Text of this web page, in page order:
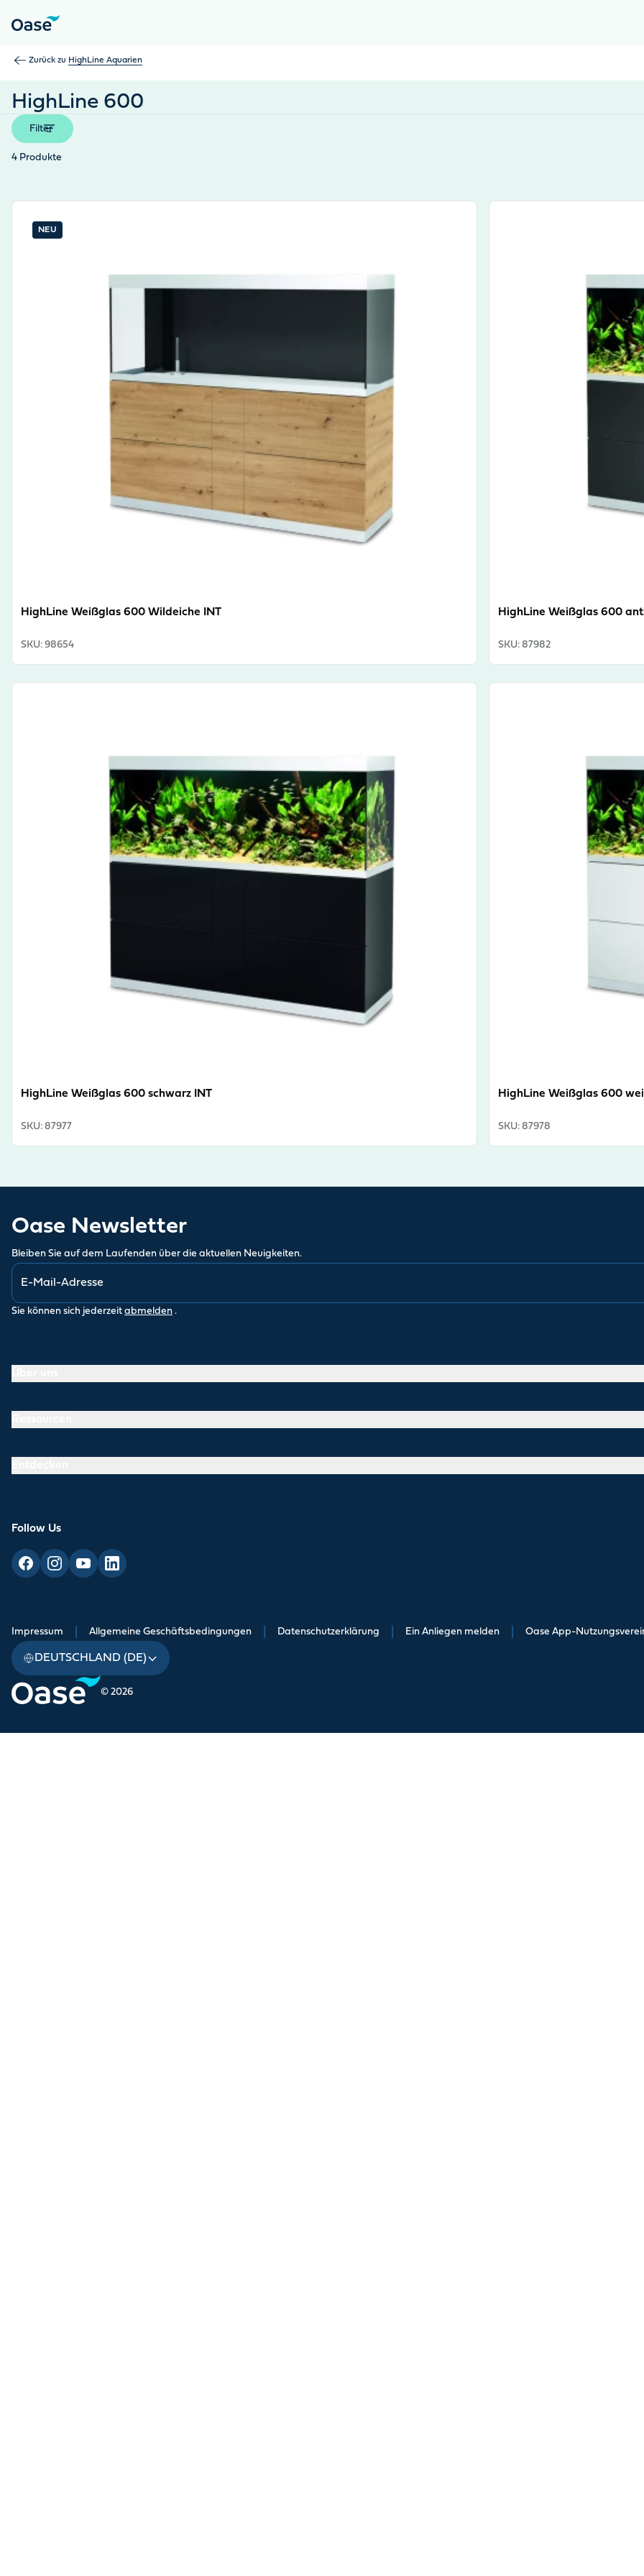
Zurück zu HighLine Aquarien
HighLine 600
4 Produkte
Filter
NEU
HighLine Weißglas 600 Wildeiche INT
SKU: 98654
HighLine Weißglas 600
SKU: 87982
HighLine Weißglas 600 schwarz INT
SKU: 87977
HighLine Weißglas 600
SKU: 87978
Oase Newsletter
Bleiben Sie auf dem Laufenden über die aktuellen Neuigkeiten.
Sie können sich jederzeit abmelden .
Follow Us
© 2026
Impressum Allgemeine Geschäftsbedingungen Datenschutzerklärung Ein Anliegen melden Oase App-
DEUTSCHLAND (DE)